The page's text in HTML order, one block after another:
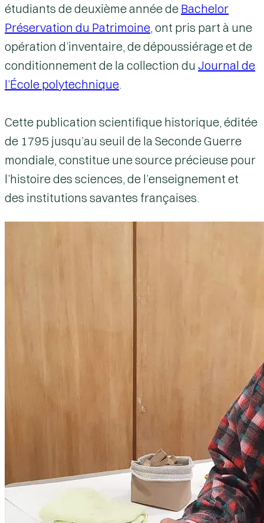
étudiants de deuxième année de Bachelor
Préservation du Patrimoine, ont pris part à une
opération d’inventaire, dedépoussiérageet de
conditionnement de la collection du Journal de
l’École polytechnique.
Cette publication scientifique historique, éditée
de 1795 jusqu’au seuil de la Seconde Guerre
mondiale, constitue une source précieuse pour
l’histoire des sciences, de l’enseignement et
des institutions savantes françaises.